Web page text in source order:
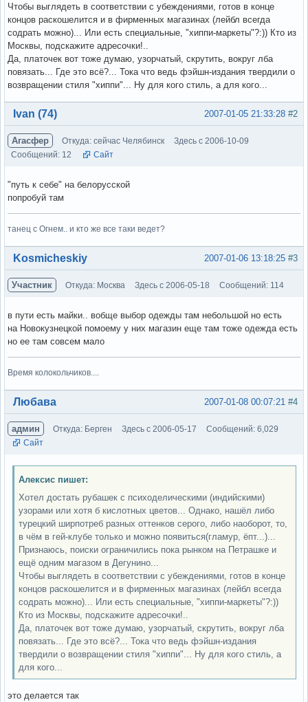
Чтобы выглядеть в соответствии с убеждениями, готов в конце
концов раскошелится и в фирменных магазинах (лейбл всегда
содрать можно)... Или есть специальные, "хиппи-маркеты"?:)) Кто из
Москвы, подскажите адресочки!..
Да, платочек вот тоже думаю, узорчатый, скрутить, вокруг лба
повязать... Где это всё?... Тока что ведь фэйшн-издания твердили о
возвращении стиля "хиппи"... Ну для кого стиль, а для кого...
Вне форума #2
2007-01-05 21:33:28
Ivan (74)
Агасфер Откуда: сейчас Челябинск
Здесь с 2006-10-09
Сообщений: 12
Сайт
"путь к себе" на белорусской
попробуй там
танец с Огнем.. и кто же все таки ведет?
Вне форума #3
2007-01-06 13:18:25
Kosmicheskiy
Участник Откуда: Москва Здесь с 2006-05-18 Сообщений: 114
в пути есть майки.. вобще выбор одежды там небольшой но есть
на Новокузнецкой помоему у них магазин еще там тоже одежда есть
но ее там совсем мало
Время колокольчиков....
Вне форума #4
2007-01-08 00:07:21
Любава
админ Откуда: Берген Здесь с 2006-05-17
Сообщений: 6,029
Сайт
Алексис пишет:
Хотел достать рубашек с психоделическими (индийскими)
узорами или хотя б кислотных цветов... Однако, нашёл либо
турецкий ширпотреб разных оттенков серого, либо наоборот, то,
в чём в гей-клубе только и можно появиться(гламур, ёпт...)...
Признаюсь, поиски ограничились пока рынком на Петрашке и
ещё одним магазом в Дегунино...
Чтобы выглядеть в соответствии с убеждениями, готов в конце
концов раскошелится и в фирменных магазинах (лейбл всегда
содрать можно)... Или есть специальные, "хиппи-маркеты"?:))
Кто из Москвы, подскажите адресочки!..
Да, платочек вот тоже думаю, узорчатый, скрутить, вокруг лба
повязать... Где это всё?... Тока что ведь фэйшн-издания
твердили о возвращении стиля "хиппи"... Ну для кого стиль, а
для кого...
это делается так